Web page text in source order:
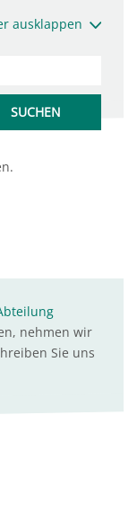
ausklappen
nehmen wir
Sie uns